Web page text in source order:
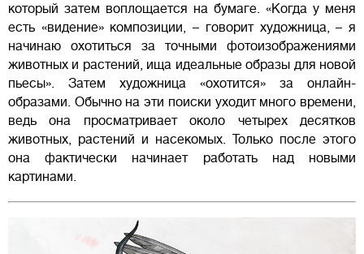
который затем воплощается на бумаге. «Когда у меня
есть «видение» композиции, – говорит художница, – я
начинаю охотиться за точными фотоизображениями
животных и растений, ища идеальные образы для новой
пьесы». Затем художница «охотится» за онлайн-
образами. Обычно на эти поиски уходит много времени,
ведь она просматривает около четырех десятков
животных, растений и насекомых. Только после этого
она фактически начинает работать над новыми
картинами.